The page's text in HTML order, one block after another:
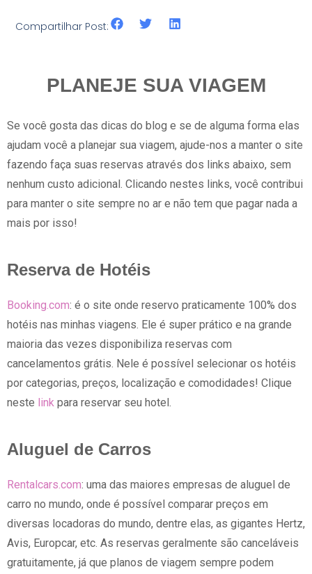
Compartilhar Post:
PLANEJE SUA VIAGEM
Se você gosta das dicas do blog e se de alguma forma elas
ajudam você a planejar sua viagem, ajude-nos a manter o site
fazendo faça suas reservas através dos links abaixo, sem
nenhum custo adicional. Clicando nestes links, você contribui
para manter o site sempre no ar e não tem que pagar nada a
mais por isso!
Reserva de Hotéis
Booking.com: é o site onde reservo praticamente 100% dos
hotéis nas minhas viagens. Ele é super prático e na grande
maioria das vezes disponibiliza reservas com
cancelamentos grátis. Nele é possível selecionar os hotéis
por categorias, preços, localização e comodidades! Clique
neste link para reservar seu hotel.
Aluguel de Carros
Rentalcars.com: uma das maiores empresas de aluguel de
carro no mundo, onde é possível comparar preços em
diversas locadoras do mundo, dentre elas, as gigantes Hertz,
Avis, Europcar, etc. As reservas geralmente são canceláveis
gratuitamente, já que planos de viagem sempre podem